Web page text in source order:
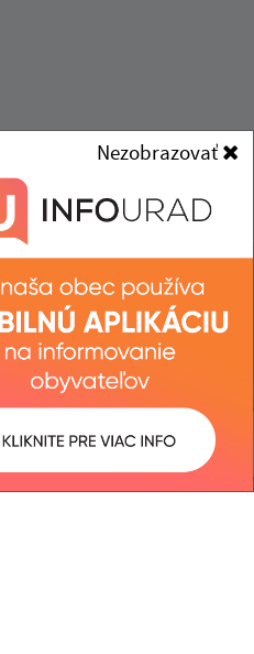
Nezobrazovať